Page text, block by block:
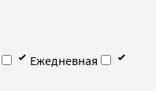
Ежедневная